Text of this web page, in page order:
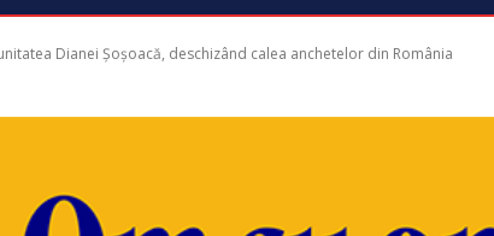
Dianei Șoșoacă, deschizând calea anchetelor din România